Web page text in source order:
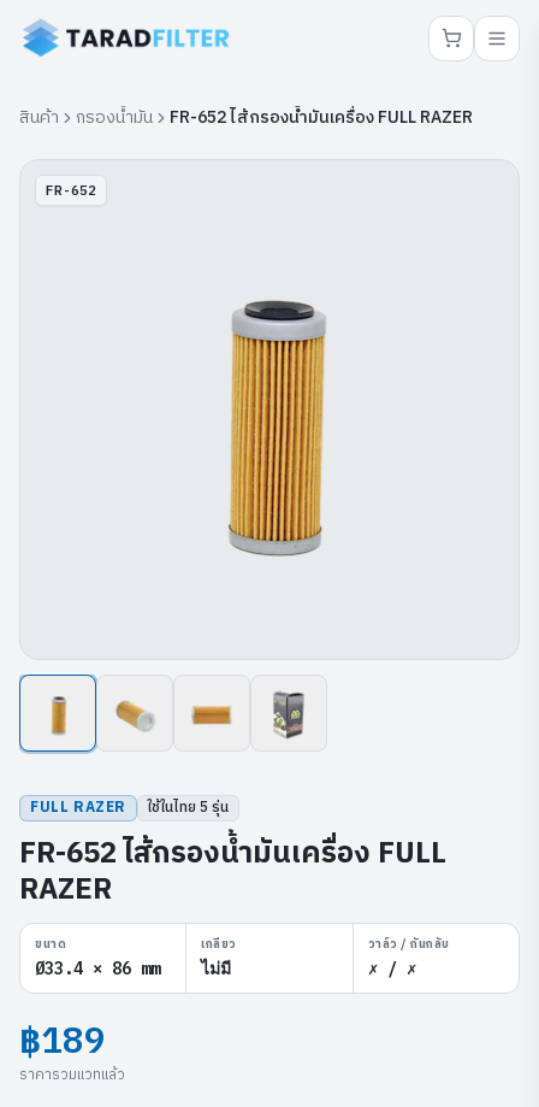
สินค้า กรองน้ำมัน FR-652 ไส้กรองน้ำมันเครื่อง FULL RAZER
FR-652
FULL RAZER ใช้ในไทย 5 รุ่น
FR-652 ไส้กรองน้ำมันเครื่อง FULL
RAZER
ขนาด
Ø33.4 × 86 mm
เกลียว
ไม่มี
วาล์ว / กันกลับ
✗ / ✗
฿189
ราคารวมแวทแล้ว